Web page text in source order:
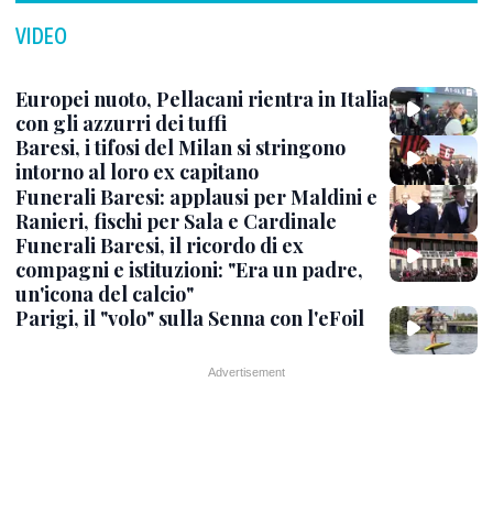
VIDEO
Europei nuoto, Pellacani rientra in Italia
con gli azzurri dei tuffi
Baresi, i tifosi del Milan si stringono
intorno al loro ex capitano
Funerali Baresi: applausi per Maldini e
Ranieri, fischi per Sala e Cardinale
Funerali Baresi, il ricordo di ex
compagni e istituzioni: "Era un padre,
un'icona del calcio"
Parigi, il "volo" sulla Senna con l'eFoil